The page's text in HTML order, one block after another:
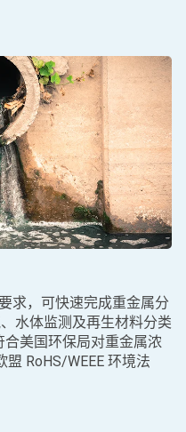
求，可快速完成重金属分
水体监测及再生材料分类
合美国环保局对重金属浓
盟 RoHS/WEEE 环境法